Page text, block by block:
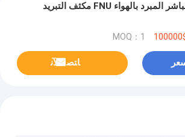
محرك التشغيل المباشر المبرد بالهواء FNU مكثف التبريد
MOQ：1
ﺎﺘﺼﻟ ﺍﻶﻧ